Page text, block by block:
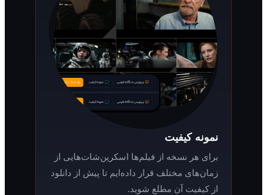
نمونه کیفیت
برای هر نسخه از فیلم‌ها اسکرین‌شات‌هایی از
زمان‌های مختلف قرار داده‌ایم تا پیش از دانلود
از کیفیت آن مطلع شوید.